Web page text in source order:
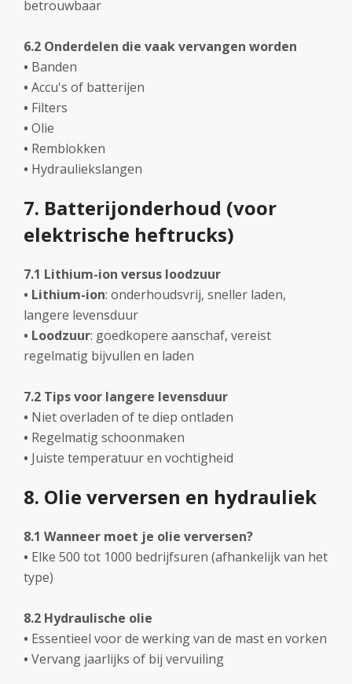
betrouwbaar
6.2 Onderdelen die vaak vervangen worden
• Banden
• Accu's of batterijen
• Filters
• Olie
• Remblokken
• Hydrauliekslangen
7. Batterijonderhoud (voor
elektrische heftrucks)
7.1 Lithium-ion versus loodzuur
• Lithium-ion: onderhoudsvrij, sneller laden,
langere levensduur
• Loodzuur: goedkopere aanschaf, vereist
regelmatig bijvullen en laden
7.2 Tips voor langere levensduur
• Niet overladen of te diep ontladen
• Regelmatig schoonmaken
• Juiste temperatuur en vochtigheid
8. Olie verversen en hydrauliek
8.1 Wanneer moet je olie verversen?
• Elke 500 tot 1000 bedrijfsuren (afhankelijk van het
type)
8.2 Hydraulische olie
• Essentieel voor de werking van de mast en vorken
• Vervang jaarlijks of bij vervuiling